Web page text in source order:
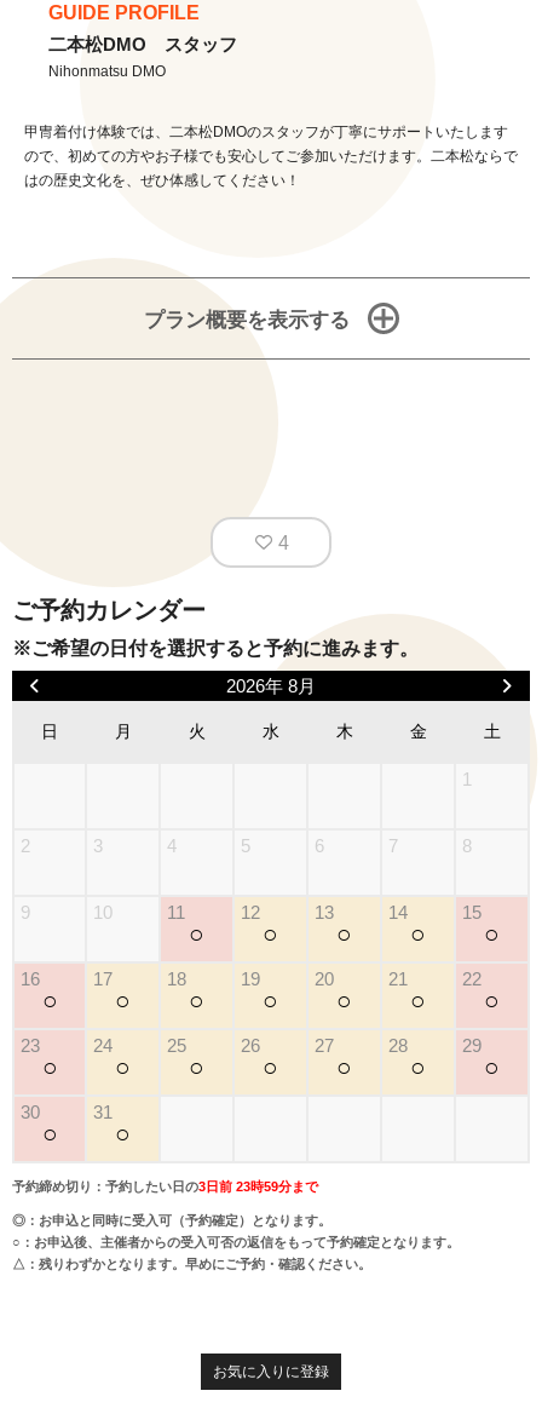
GUIDE PROFILE
二本松DMO スタッフ
Nihonmatsu DMO
甲冑着付け体験では、二本松DMOのスタッフが丁寧にサポートいたします
ので、初めての方やお子様でも安心してご参加いただけます。二本松ならで
はの歴史文化を、ぜひ体感してください！
プラン概要を表示する
4
ご予約カレンダー
※ご希望の日付を選択すると予約に進みます。
2026年 8月
日 月 火 水 木 金 土
1
2 3 4 5 6 7 8
9 10 11
○
12
○
13
○
14
○
15
○
16
○
17
○
18
○
19
○
20
○
21
○
22
○
23
○
24
○
25
○
26
○
27
○
28
○
29
○
30
○
31
○
予約締め切り：予約したい日の3日前 23時59分まで
◎：お申込と同時に受入可（予約確定）となります。
○：お申込後、主催者からの受入可否の返信をもって予約確定となります。
△：残りわずかとなります。早めにご予約・確認ください。
お気に入りに登録